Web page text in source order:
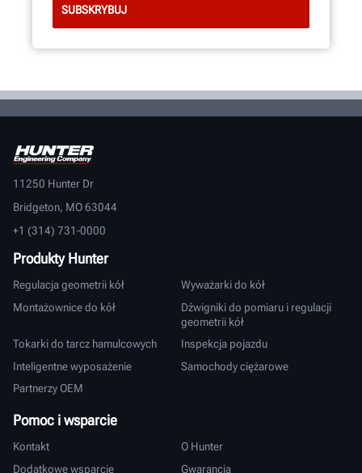
11250 Hunter Dr
Bridgeton, MO 63044
+1 (314) 731-0000
Produkty Hunter
Regulacja geometrii kół
Wyważarki do kół
Montażownice do kół
Dźwigniki do pomiaru i regulacji
geometrii kół
Tokarki do tarcz hamulcowych
Inspekcja pojazdu
Inteligentne wyposażenie
Samochody ciężarowe
Partnerzy OEM
Pomoc i wsparcie
Kontakt
O Hunter
Dodatkowe wsparcie
Gwarancja